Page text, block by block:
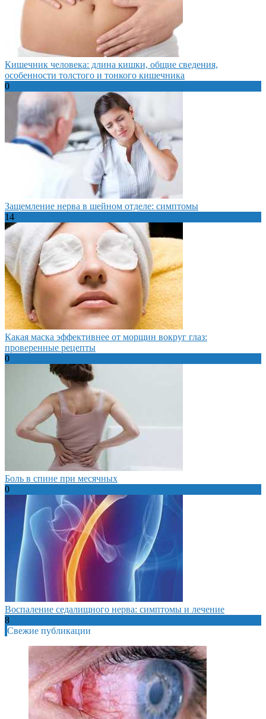
Кишечник человека: длина кишки, общие сведения,
особенности толстого и тонкого кишечника
0
Защемление нерва в шейном отделе: симптомы
14
Какая маска эффективнее от морщин вокруг глаз:
проверенные рецепты
0
Боль в спине при месячных
0
Воспаление седалищного нерва: симптомы и лечение
8
Свежие публикации